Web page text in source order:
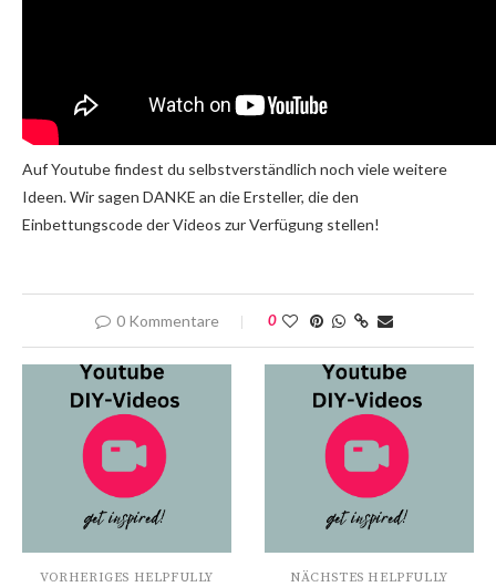
Auf Youtube findest du selbstverständlich noch viele weitere
Ideen. Wir sagen DANKE an die Ersteller, die den
Einbettungscode der Videos zur Verfügung stellen!
0 Kommentare 0
VORHERIGES HELPFULLY NÄCHSTES HELPFULLY